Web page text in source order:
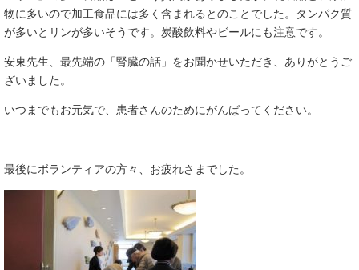
物に多いので加工食品には多く含まれるとのことでした。タンパク質
が多いとリンが多いそうです。炭酸飲料やビールにも注意です。
安東先生、最先端の「腎臓の話」をお聞かせいただき、ありがとうご
ざいました。
いつまでもお元気で、患者さんのためにがんばってください。
最後にボランティアの方々、お疲れさまでした。